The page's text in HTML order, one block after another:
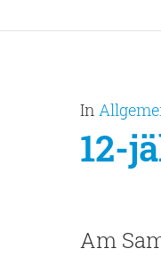
In
12-
Am